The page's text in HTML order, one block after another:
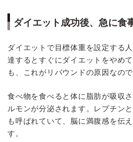
ダイエット成功後、急に食
ダイエットで目標体重を設定する
達するとすぐにダイエットをやめ
も、これがリバウンドの原因なので
食べ物を食べると体に脂肪が吸収
ルモンが分泌されます。レプチン
も呼ばれていて、脳に満腹感を伝
す。